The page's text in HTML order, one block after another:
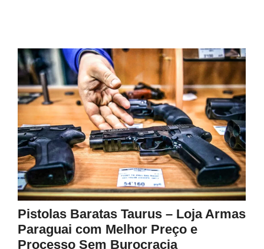
8
Pistolas Baratas Taurus – Loja Armas
Paraguai com Melhor Preço e
Processo Sem Burocracia